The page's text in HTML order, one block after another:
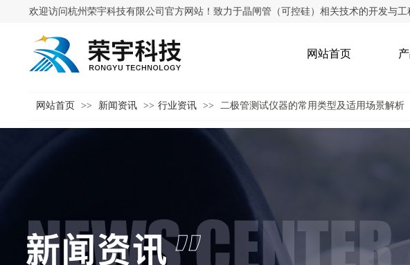
欢迎访问杭州荣宇科技有限公司官方网站！致力于晶闸管（可控硅）相关技术的开发与工
网站首页
网站首页 >> 新闻资讯 >> 行业资讯 >> 二极管测试仪器的常用类型及适用场景解析